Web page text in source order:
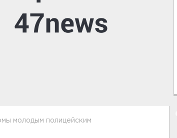
молодым полицейским